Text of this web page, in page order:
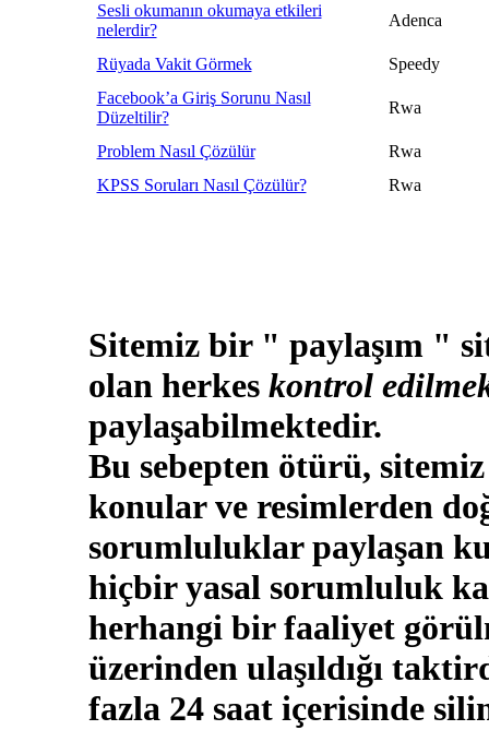
Sesli okumanın okumaya etkileri
nelerdir?
Adenca
Rüyada Vakit Görmek
Speedy
Facebook’a Giriş Sorunu Nasıl
Düzeltilir?
Rwa
Problem Nasıl Çözülür
Rwa
KPSS Soruları Nasıl Çözülür?
Rwa
Sitemiz bir " paylaşım "
olan herkeskontrol
paylaşabilmektedir.
Bu sebepten ötürü,
konular ve resimlerden
sorumluluklar paylaşan
hiçbir yasal sorumluluk
herhangi bir faaliyet
üzerinden ulaşıldığı
fazla 24 saat içerisinde